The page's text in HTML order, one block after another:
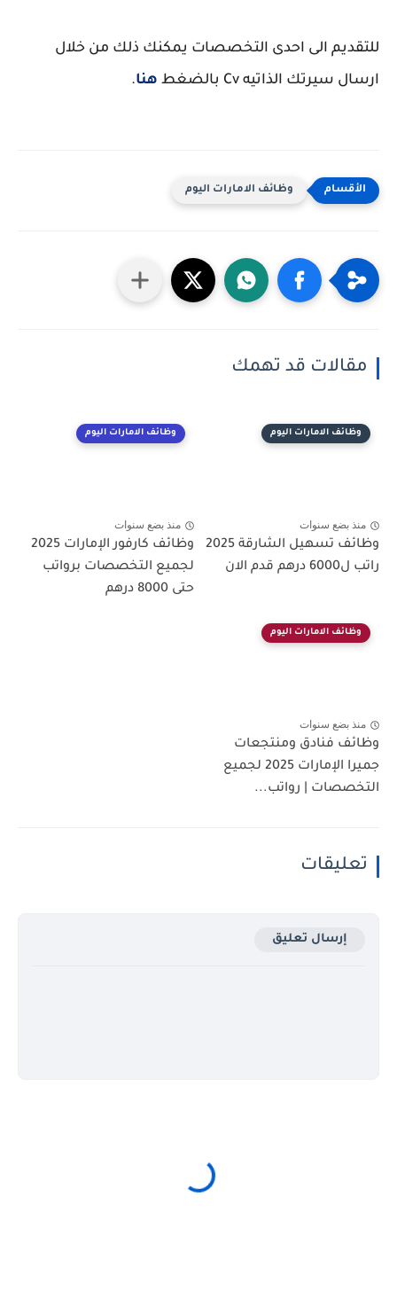
للتقديم الى احدى التخصصات يمكنك ذلك من خلال
ارسال سيرتك الذاتيه Cv بالضغط
هنا.
وظائف الامارات اليوم
مقالات قد تهمك
وظائف الامارات اليوم
منذ بضع سنوات
وظائف تسهيل الشارقة 2025
راتب ل6000 درهم قدم الان
وظائف الامارات اليوم
منذ بضع سنوات
وظائف كارفور الإمارات 2025
لجميع التخصصات برواتب
حتى 8000 درهم
وظائف الامارات اليوم
منذ بضع سنوات
وظائف فنادق ومنتجعات
جميرا الإمارات 2025 لجميع
التخصصات | رواتب...
تعليقات
إرسال تعليق